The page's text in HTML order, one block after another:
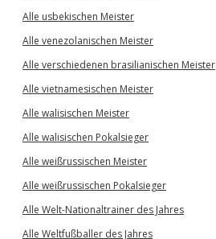
Alle usbekischen Meister
Alle venezolanischen Meister
Alle verschiedenen brasilianischen Meister
Alle vietnamesischen Meister
Alle walisischen Meister
Alle walisischen Pokalsieger
Alle weißrussischen Meister
Alle weißrussischen Pokalsieger
Alle Welt-Nationaltrainer des Jahres
Alle Weltfußballer des Jahres